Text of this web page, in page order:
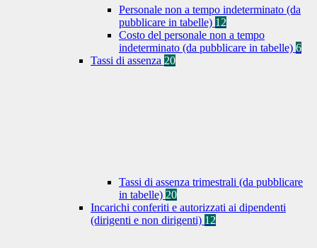
Personale non a tempo indeterminato (da
pubblicare in tabelle) 12
Costo del personale non a tempo
indeterminato (da pubblicare in tabelle) 6
Tassi di assenza 20
Tassi di assenza trimestrali (da pubblicare
in tabelle) 20
Incarichi conferiti e autorizzati ai dipendenti
(dirigenti e non dirigenti) 12